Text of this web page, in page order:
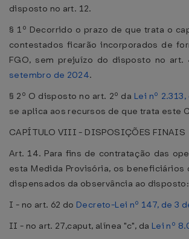
disposto no art. 12.
§ 1º Decorrido o prazo de que trata o
contestados ficarão incorporados de
FGO, sem prejuízo do disposto no art.
setembro de 2024.
§ 2º O disposto no art. 2º da Lei nº
se aplica aos recursos de que trata este
CAPÍTULO VIII - DISPOSIÇÕES FINAIS
Art. 14. Para fins de contratação das
esta Medida Provisória, os
dispensados da observância ao disposto:
I - no art. 62 do Decreto-Lei nº 147, de 3
II - no art. 27,caput, alínea "c", da Lei nº